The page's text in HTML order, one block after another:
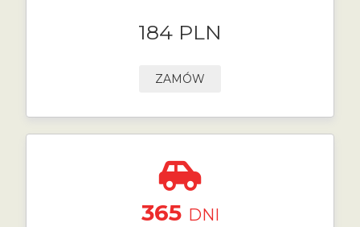
184 PLN
ZAMÓW
365 DNI